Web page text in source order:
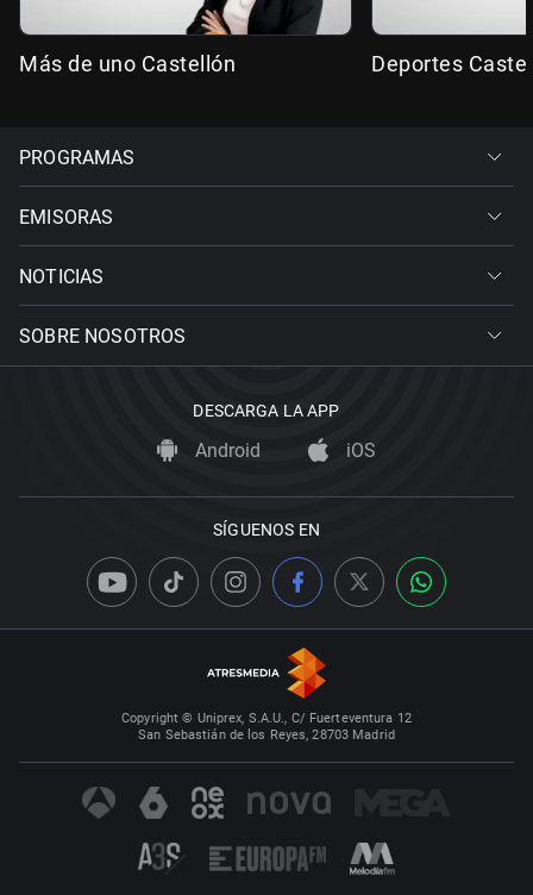
Más de uno Castellón Deportes
PROGRAMAS
EMISORAS
NOTICIAS
SOBRE NOSOTROS
DESCARGA LA APP
Android iOS
SÍGUENOS EN
Copyright © Uniprex, S.A.U., C/ Fuerteventura 12
San Sebastián de los Reyes, 28703 Madrid